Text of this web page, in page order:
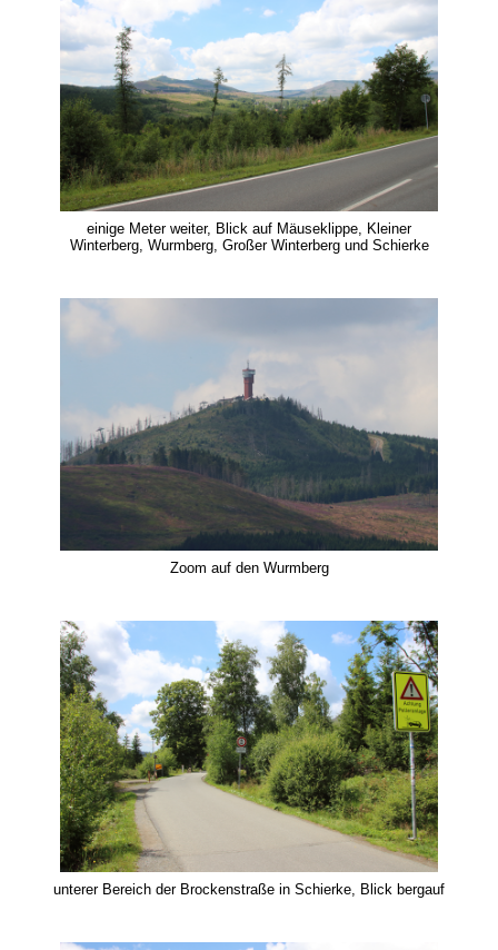
einige Meter weiter, Blick auf Mäuseklippe, Kleiner
Winterberg, Wurmberg, Großer Winterberg und Schierke
Zoom auf den Wurmberg
unterer Bereich der Brockenstraße in Schierke, Blick bergauf